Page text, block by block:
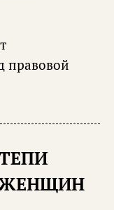
правовой